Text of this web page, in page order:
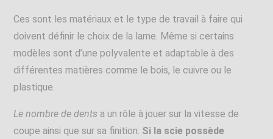
Ces sont les matériaux et le type de travail à faire qui
doivent définir le choix de la lame. Même si certains
modèles sont d’une polyvalente et adaptable à des
différentes matières comme le bois, le cuivre ou le
plastique.
Le nombre de dents a un rôle à jouer sur la vitesse de
coupe ainsi que sur sa finition. Si la scie possède